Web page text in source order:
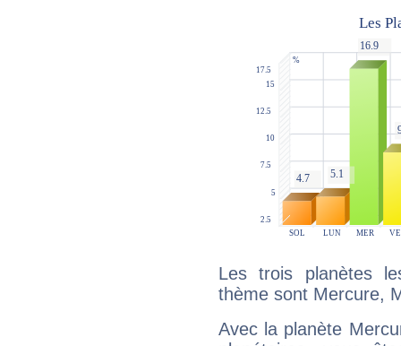
Les trois planètes
thème sont Mercure,
Avec la planète